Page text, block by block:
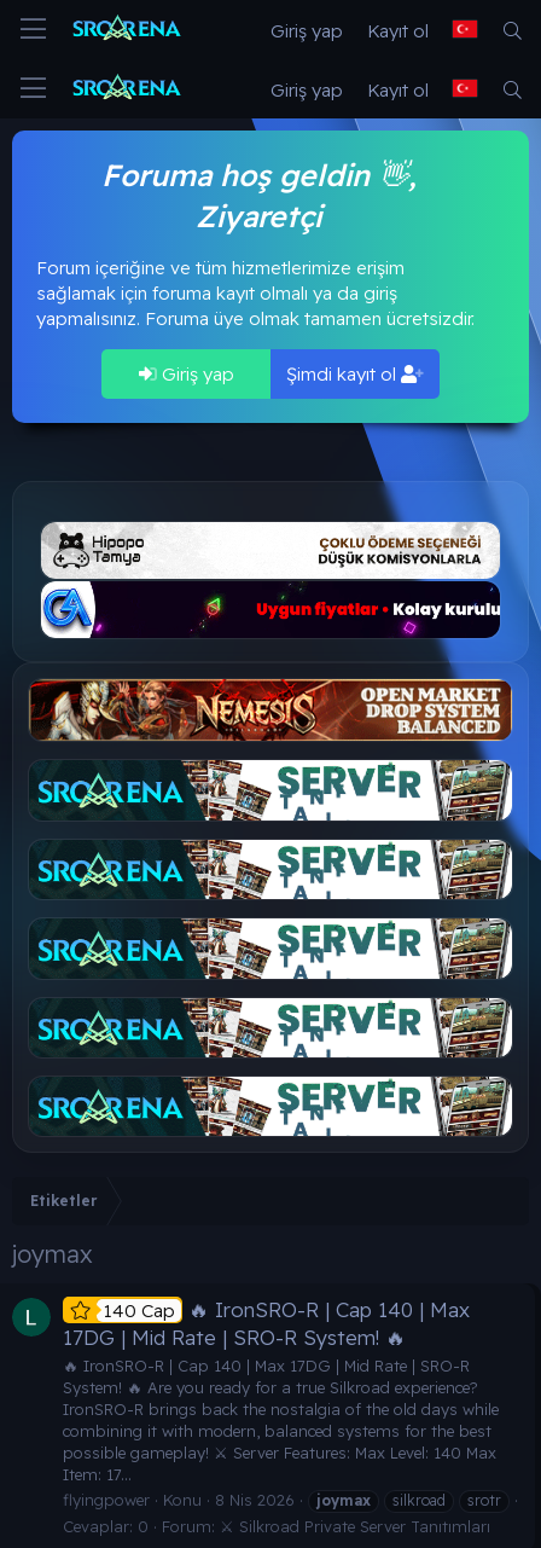
Giriş yap Kayıt ol
Giriş yap Kayıt ol
Foruma hoş geldin 👋,
Ziyaretçi
Forum içeriğine ve tüm hizmetlerimize erişim
sağlamak için foruma kayıt olmalı ya da giriş
yapmalısınız. Foruma üye olmak tamamen ücretsizdir.
Giriş yap Şimdi kayıt ol
Etiketler
joymax
140 Cap
🔥 IronSRO-R | Cap 140 | Max
17DG | Mid Rate | SRO-R System! 🔥
🔥 IronSRO-R | Cap 140 | Max 17DG | Mid Rate | SRO-R
System! 🔥 Are you ready for a true Silkroad experience?
IronSRO-R brings back the nostalgia of the old days while
combining it with modern, balanced systems for the best
possible gameplay! ⚔️ Server Features: Max Level: 140 Max
Item: 17...
flyingpower
Konu 8 Nis 2026 joymax silkroad srotr
Cevaplar: 0 Forum: ⚔️ Silkroad Private Server Tanıtımları